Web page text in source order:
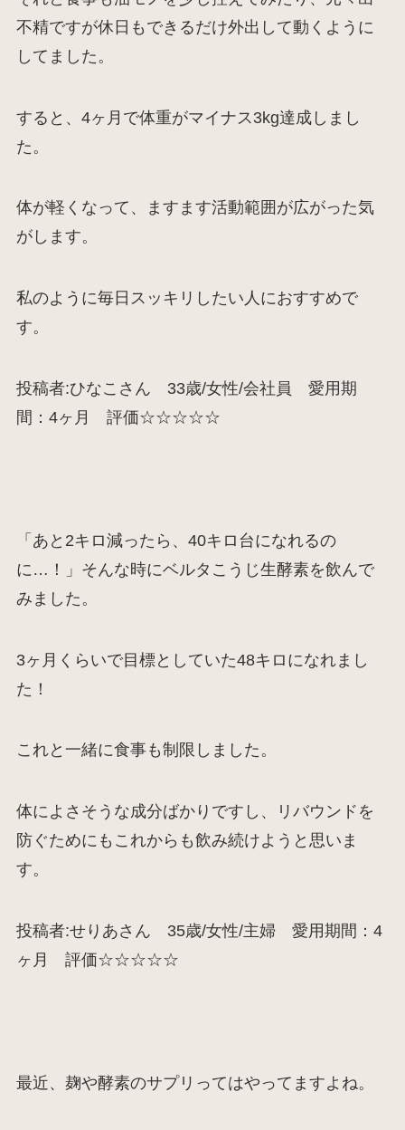
不精ですが休日もできるだけ外出して動くように
してました。
すると、4ヶ月で体重がマイナス3kg達成しまし
た。
体が軽くなって、ますます活動範囲が広がった気
がします。
私のように毎日スッキリしたい人におすすめで
す。
投稿者:ひなこさん 33歳/女性/会社員 愛用期
間：4ヶ月 評価☆☆☆☆☆
「あと2キロ減ったら、40キロ台になれるの
に…！」そんな時にベルタこうじ生酵素を飲んで
みました。
3ヶ月くらいで目標としていた48キロになれまし
た！
これと一緒に食事も制限しました。
体によさそうな成分ばかりですし、リバウンドを
防ぐためにもこれからも飲み続けようと思いま
す。
投稿者:せりあさん 35歳/女性/主婦 愛用期間：4
ヶ月 評価☆☆☆☆☆
最近、麹や酵素のサプリってはやってますよね。